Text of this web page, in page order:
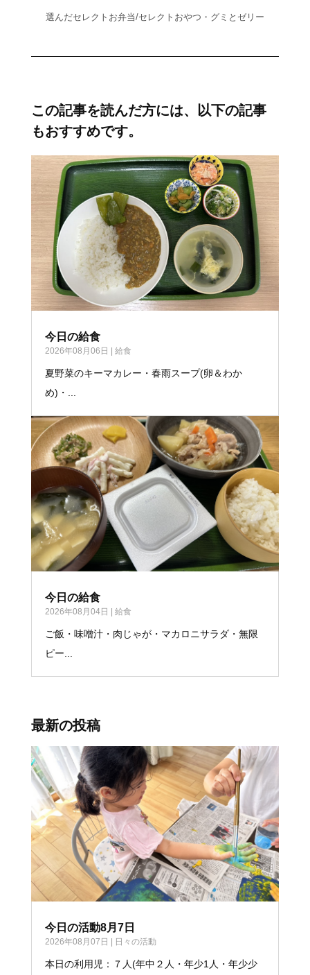
選んだセレクトお弁当/セレクトおやつ・グミとゼリー
この記事を読んだ方には、以下の記事
もおすすめです。
今日の給食
2026年08月06日 給食
夏野菜のキーマカレー・春雨スープ(卵＆わか
め)・...
今日の給食
2026年08月04日 給食
ご飯・味噌汁・肉じゃが・マカロニサラダ・無限
ピー...
最新の投稿
今日の活動8月7日
2026年08月07日 日々の活動
本日の利用児：７人(年中２人・年少1人・年少少